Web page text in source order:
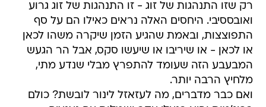
רק שזו התנהגות של זוג - זו התנהגות של זוג גרוע
ואובססיבי. היחסים האלה נראים כאילו הם על סף
התפוצצות, ובאמת שהגיע הזמן שיקרה משהו לכאן
או לכאן - או שיריבו או שיעשו סקס, אבל הר הגעש
המבעבע הזה שעומד להתפרץ מבלי שנדע מתי,
מלחיץ הרבה יותר.
ואם כבר מדברים, מה לעזאזל לינור לובשת? כולם